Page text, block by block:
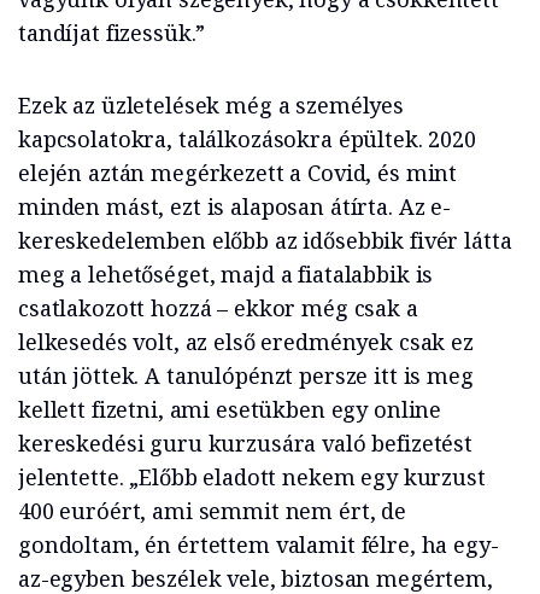
tandíjat fizessük.”
Ezek az üzletelések még a személyes
kapcsolatokra, találkozásokra épültek. 2020
elején aztán megérkezett a Covid, és mint
minden mást, ezt is alaposan átírta. Az e-
kereskedelemben előbb az idősebbik fivér látta
meg a lehetőséget, majd a fiatalabbik is
csatlakozott hozzá – ekkor még csak a
lelkesedés volt, az első eredmények csak ez
után jöttek. A tanulópénzt persze itt is meg
kellett fizetni, ami esetükben egy online
kereskedési guru kurzusára való befizetést
jelentette. „Előbb eladott nekem egy kurzust
400 euróért, ami semmit nem ért, de
gondoltam, én értettem valamit félre, ha egy-
az-egyben beszélek vele, biztosan megértem,